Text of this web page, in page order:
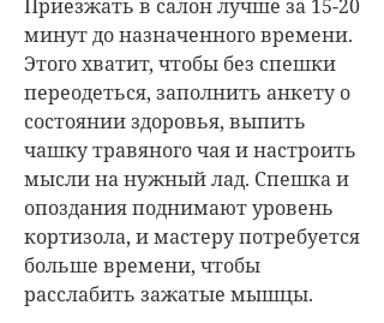
Приезжать в салон лучше за 15-20
минут до назначенного времени.
Этого хватит, чтобы без спешки
переодеться, заполнить анкету о
состоянии здоровья, выпить
чашку травяного чая и настроить
мысли на нужный лад. Спешка и
опоздания поднимают уровень
кортизола, и мастеру потребуется
больше времени, чтобы
расслабить зажатые мышцы.